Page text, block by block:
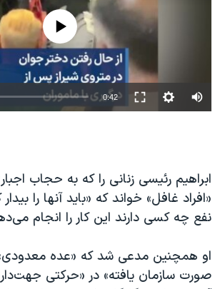
source currently available
0:42
ابراهیم رئیسی زنانی را که به حجاب
«افراد غافل» خواند که «باید آنها را بیدار
نفع چه کسی دارند این کار را انجام
او همچنین مدعی شد که «عده معدودی»
صورت سازمان یافته» در «حرکتی